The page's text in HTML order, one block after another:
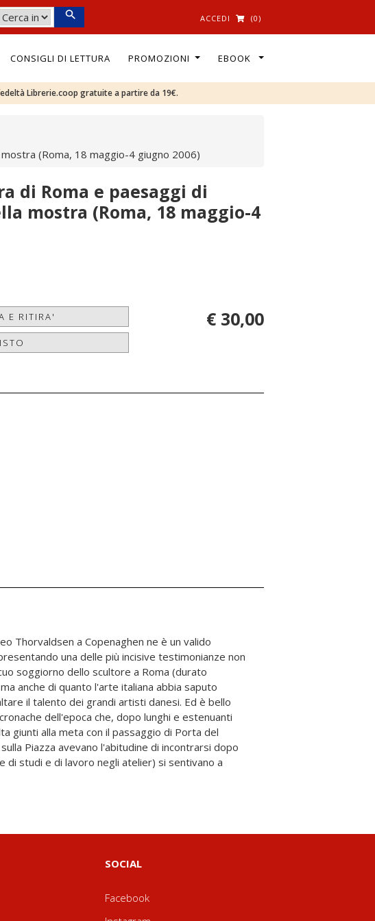
ACCEDI (0)
CONSIGLI DI LETTURA PROMOZIONI EBOOK
Librerie.coop gratuite a partire da 19€.
(Roma, 18 maggio-4 giugno 2006)
di Roma e paesaggi di
mostra (Roma, 18 maggio-4
E RITIRA' € 30,00
SOCIAL
Facebook